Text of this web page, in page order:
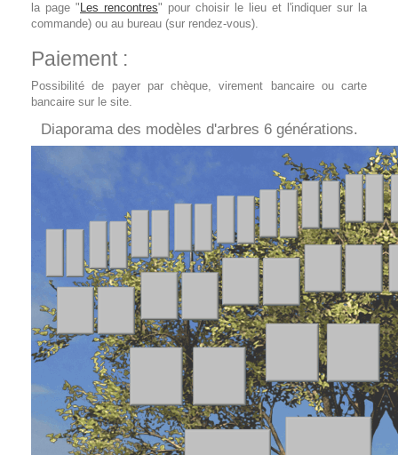
la page " Les rencontres" pour choisir le lieu et l'indiquer sur la
commande) ou au bureau (sur rendez-vous).
Paiement :
Possibilité de payer par chèque, virement bancaire ou carte
bancaire sur le site.
Diaporama des modèles d'arbres 6 générations.